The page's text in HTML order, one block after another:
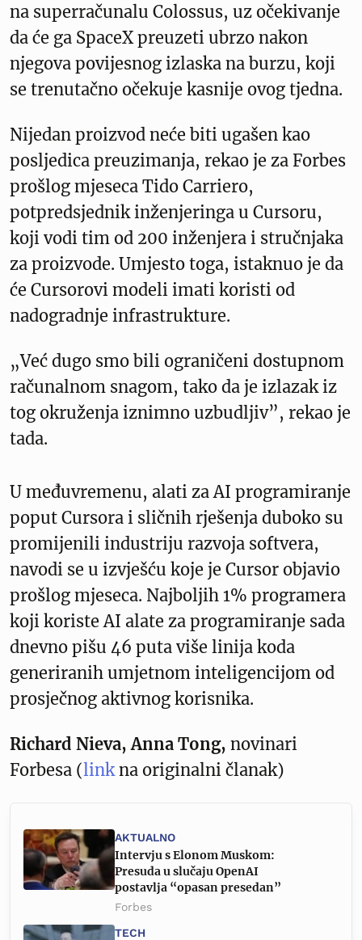
na superračunalu Colossus, uz očekivanje
da će ga SpaceX preuzeti ubrzo nakon
njegova povijesnog izlaska na burzu, koji
se trenutačno očekuje kasnije ovog tjedna.
Nijedan proizvod neće biti ugašen kao
posljedica preuzimanja, rekao je za Forbes
prošlog mjeseca Tido Carriero,
potpredsjednik inženjeringa u Cursoru,
koji vodi tim od 200 inženjera i stručnjaka
za proizvode. Umjesto toga, istaknuo je da
će Cursorovi modeli imati koristi od
nadogradnje infrastrukture.
„Već dugo smo bili ograničeni dostupnom
računalnom snagom, tako da je izlazak iz
tog okruženja iznimno uzbudljiv”, rekao je
tada.
U međuvremenu, alati za AI programiranje
poput Cursora i sličnih rješenja duboko su
promijenili industriju razvoja softvera,
navodi se u izvješću koje je Cursor objavio
prošlog mjeseca. Najboljih 1% programera
koji koriste AI alate za programiranje sada
dnevno pišu 46 puta više linija koda
generiranih umjetnom inteligencijom od
prosječnog aktivnog korisnika.
Richard Nieva, Anna Tong, novinari
Forbesa (link na originalni članak)
AKTUALNO
Intervju s Elonom Muskom:
Presuda u slučaju OpenAI
postavlja “opasan presedan”
Forbes
TECH